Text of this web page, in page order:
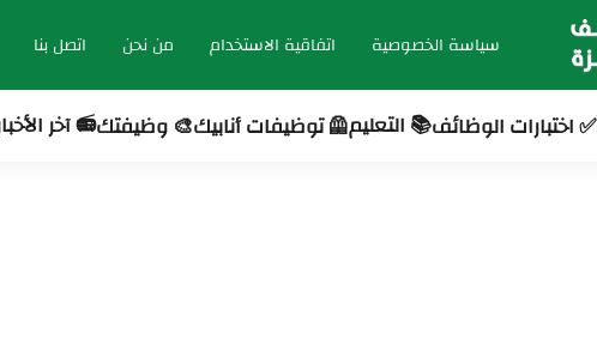
سياسة الخصوصية اتفاقية الاستخدام من نحن اتصل بنا
✅ اختبارات الوظائف📚 التعليم🦺 توظيفات أنابيك🎨 وظيفتك📻 آخر